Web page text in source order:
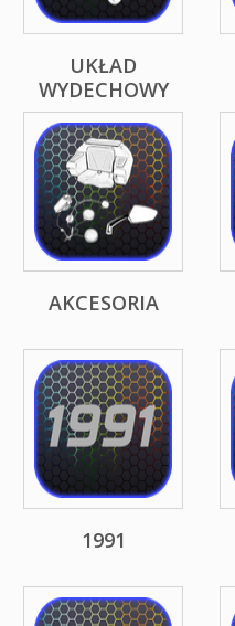
UKŁAD
WYDECHOWY
AKCESORIA
1991